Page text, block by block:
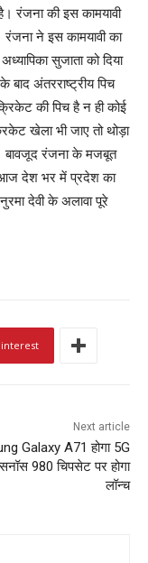
रंजना की इस कामयावी
ने इस कामयावी का
सुजाता को दिया
बाद अंतरराष्ट्रीय पिच
की पिच है न ही कोई
खेला भी जाए तो थोड़ा
बावजूद रंजना के मजबूत
आज देश भर में प्रदेश का
देवी के अलावा पूरे
Next article
Galaxy A71 होगा 5G
980 चिपसेट पर होगा
लॉन्च